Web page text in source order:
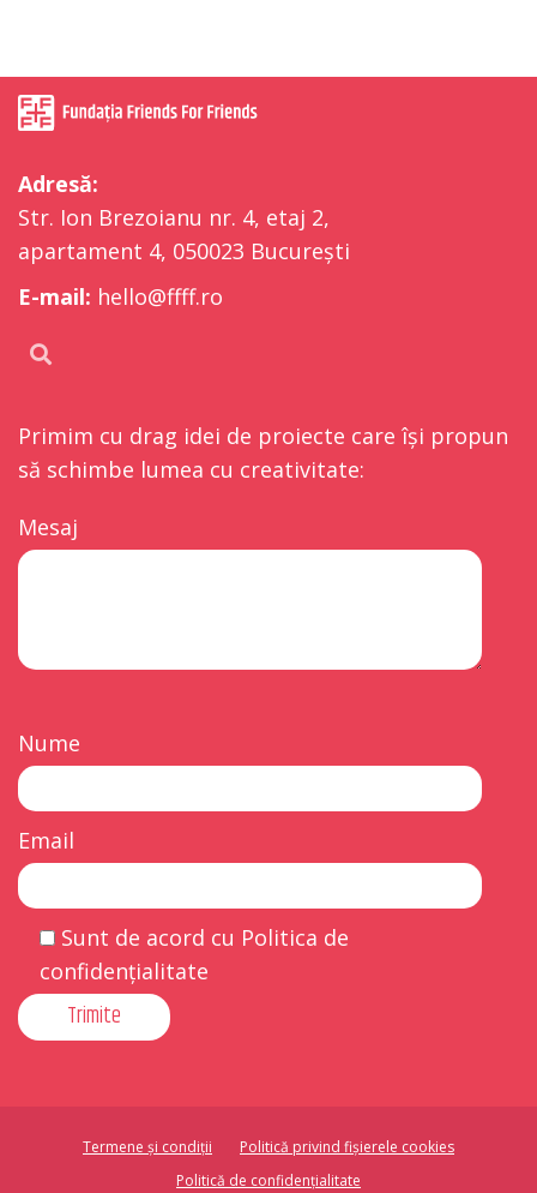
Adresă:
Str. Ion Brezoianu nr. 4, etaj 2,
apartament 4, 050023 București
E-mail: hello@ffff.ro
Primim cu drag idei de proiecte care își propun
să schimbe lumea cu creativitate:
Mesaj
Nume
Email
Sunt de acord cu Politica de
confidențialitate
Termene și condiții
Politică privind fișierele cookies
Politică de confidențialitate